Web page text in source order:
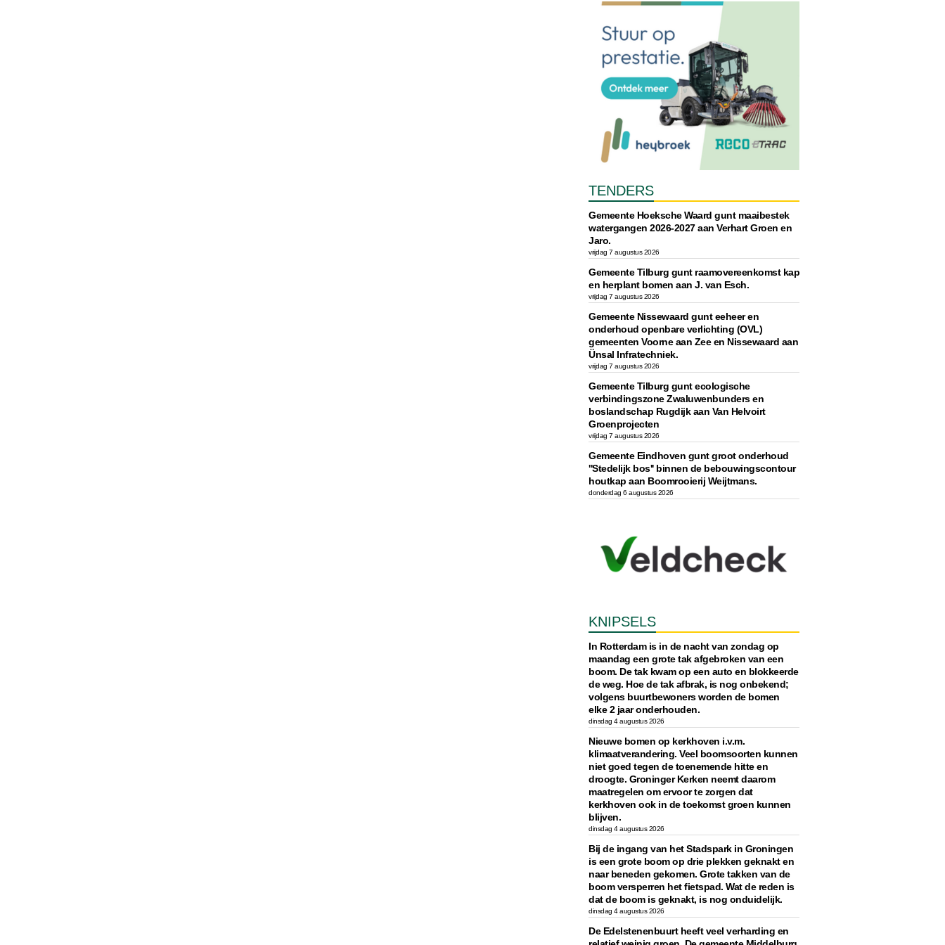
TENDERS
Gemeente Hoeksche Waard gunt maaibestek
watergangen 2026-2027 aan Verhart Groen en
Jaro.
vrijdag 7 augustus 2026
Gemeente Tilburg gunt raamovereenkomst kap
en herplant bomen aan J. van Esch.
vrijdag 7 augustus 2026
Gemeente Nissewaard gunt eeheer en
onderhoud openbare verlichting (OVL)
gemeenten Voorne aan Zee en Nissewaard aan
Ünsal Infratechniek.
vrijdag 7 augustus 2026
Gemeente Tilburg gunt ecologische
verbindingszone Zwaluwenbunders en
boslandschap Rugdijk aan Van Helvoirt
Groenprojecten
vrijdag 7 augustus 2026
Gemeente Eindhoven gunt groot onderhoud
''Stedelijk bos'' binnen de bebouwingscontour
houtkap aan Boomrooierij Weijtmans.
donderdag 6 augustus 2026
KNIPSELS
In Rotterdam is in de nacht van zondag op
maandag een grote tak afgebroken van een
boom. De tak kwam op een auto en blokkeerde
de weg. Hoe de tak afbrak, is nog onbekend;
volgens buurtbewoners worden de bomen
elke 2 jaar onderhouden.
dinsdag 4 augustus 2026
Nieuwe bomen op kerkhoven i.v.m.
klimaatverandering. Veel boomsoorten kunnen
niet goed tegen de toenemende hitte en
droogte. Groninger Kerken neemt daarom
maatregelen om ervoor te zorgen dat
kerkhoven ook in de toekomst groen kunnen
blijven.
dinsdag 4 augustus 2026
Bij de ingang van het Stadspark in Groningen
is een grote boom op drie plekken geknakt en
naar beneden gekomen. Grote takken van de
boom versperren het fietspad. Wat de reden is
dat de boom is geknakt, is nog onduidelijk.
dinsdag 4 augustus 2026
De Edelstenenbuurt heeft veel verharding en